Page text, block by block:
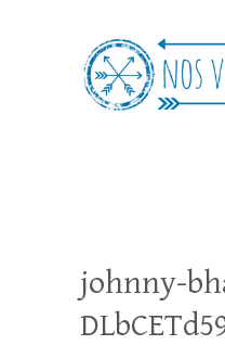
Nos
johnny-